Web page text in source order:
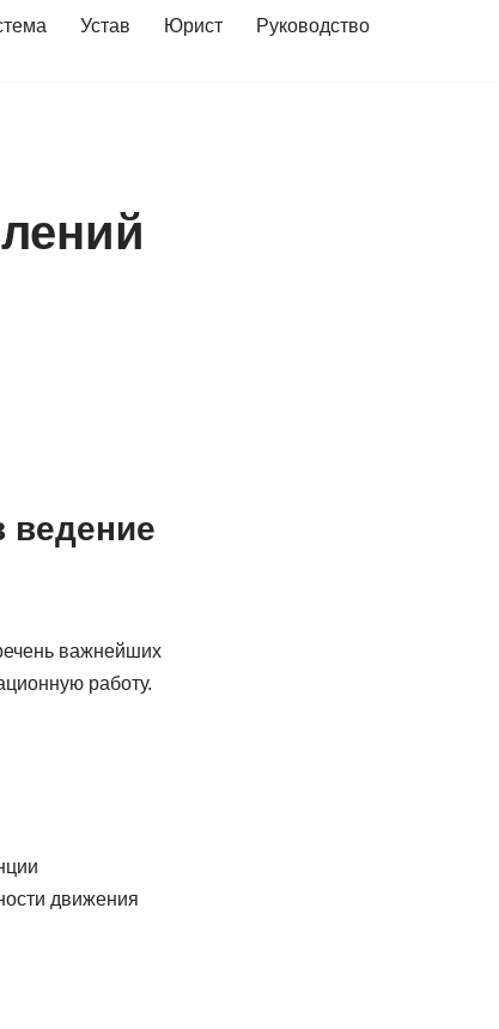
Устав Юрист
Руководство
ведение
важнейших
работу.
движения